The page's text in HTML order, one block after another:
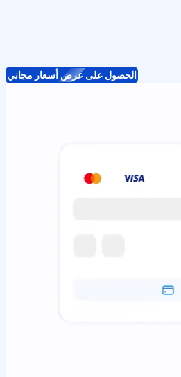
الحصول على عرض أسعار مجاني